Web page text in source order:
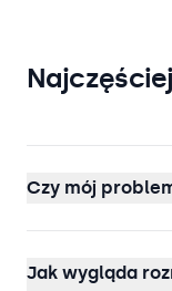
Czy mój
Jak wygląda